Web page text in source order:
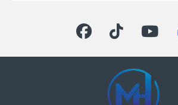
Thông Số Kỹ Thuật
18V Li-ion